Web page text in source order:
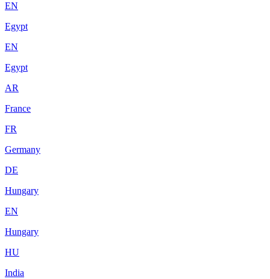
EN
Egypt
EN
Egypt
AR
France
FR
Germany
DE
Hungary
EN
Hungary
HU
India